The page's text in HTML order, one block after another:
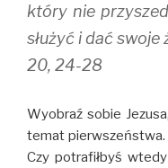
który nie
służyć i dać swoje
20, 24-28
Wyobraź sobie
temat pierwszeństwa.
Czy potrafiłbyś